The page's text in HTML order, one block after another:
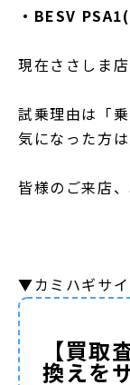
・BESV
現在ささしま
試乗理由は「
気になった方
皆様のご来店
▼カミハギサイ
【買取
換えを